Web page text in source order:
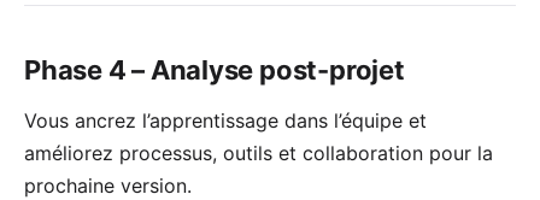
Phase 4 – Analyse post-projet
Vous ancrez l’apprentissage dans l’équipe et
améliorez processus, outils et collaboration pour la
prochaine version.